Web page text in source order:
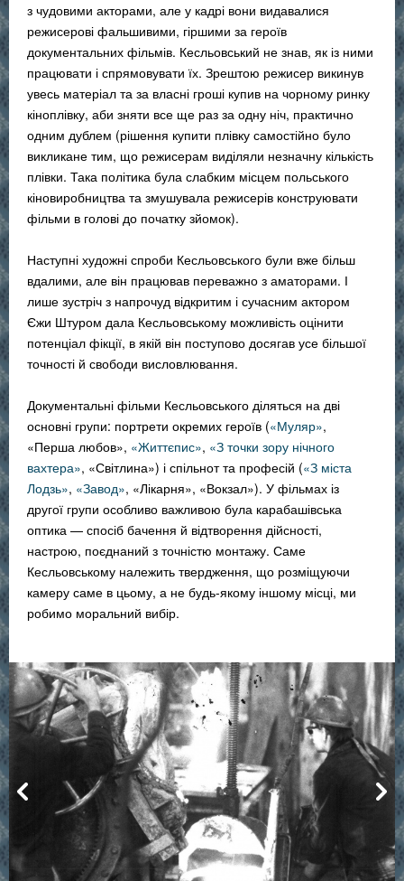
з чудовими акторами, але у кадрі вони видавалися
режисерові фальшивими, гіршими за героїв
документальних фільмів. Кесльовський не знав, як із ними
працювати і спрямовувати їх. Зрештою режисер викинув
увесь матеріал та за власні гроші купив на чорному ринку
кіноплівку, аби зняти все ще раз за одну ніч, практично
одним дублем (рішення купити плівку самостійно було
викликане тим, що режисерам виділяли незначну кількість
плівки. Така політика була слабким місцем польського
кіновиробництва та змушувала режисерів конструювати
фільми в голові до початку зйомок).
Наступні художні спроби Кесльовського були вже більш
вдалими, але він працював переважно з аматорами. І
лише зустріч з напрочуд відкритим і сучасним актором
Єжи Штуром дала Кесльовському можливість оцінити
потенціал фікції, в якій він поступово досягав усе більшої
точності й свободи висловлювання.
Документальні фільми Кесльовського діляться на дві
основні групи: портрети окремих героїв («Муляр»,
«Перша любов», «Життєпис», «З точки зору нічного
вахтера», «Світлина») і спільнот та професій («З міста
Лодзь», «Завод», «Лікарня», «Вокзал»). У фільмах із
другої групи особливо важливою була карабашівська
оптика — спосіб бачення й відтворення дійсності,
настрою, поєднаний з точністю монтажу. Саме
Кесльовському належить твердження, що розміщуючи
камеру саме в цьому, а не будь-якому іншому місці, ми
робимо моральний вибір.